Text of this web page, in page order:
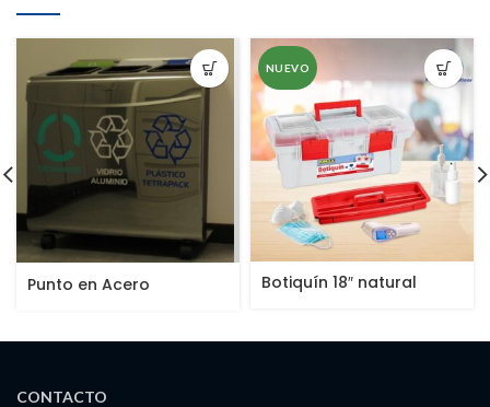
Punto en Acero
NUEVO
Botiquín 18″ natural
CONTACTO